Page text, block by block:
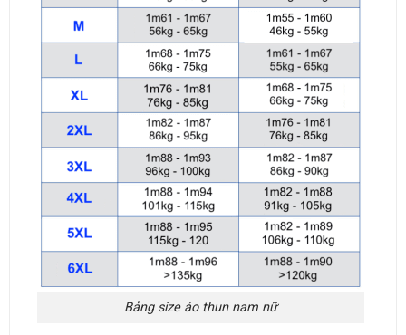
Bảng size áo thun nam nữ